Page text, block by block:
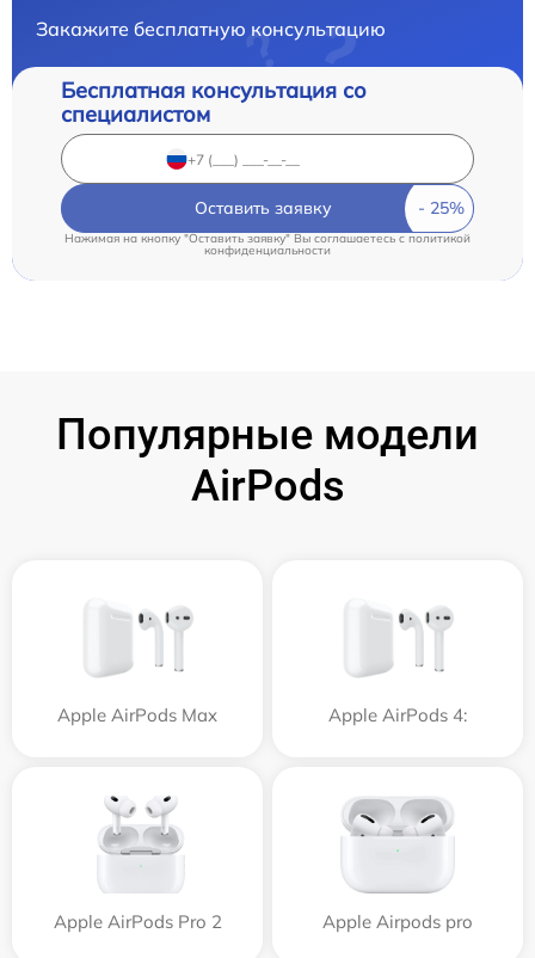
Закажите бесплатную консультацию
Бесплатная консультация со
специалистом
Оставить заявку
Нажимая на кнопку "Оставить заявку" Вы соглашаетесь cполитикой
конфиденциальности
Популярные модели
AirPods
Apple AirPods Max Apple AirPods 4:
Apple AirPods Pro 2 Apple Airpods pro